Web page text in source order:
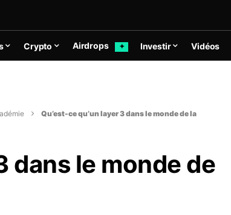
Crypto Airdrops ✦ Investir Vidéos
Qu’est-ce qu’un layer 3 dans le monde de la
dans le monde de